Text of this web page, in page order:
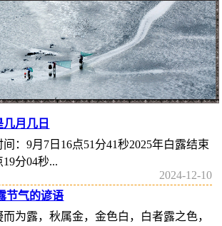
月几日
：9月7日16点51分41秒2025年白露结束
分04秒...
2024-12-10
节气的谚语
为露，秋属金，金色白，白者露之色，